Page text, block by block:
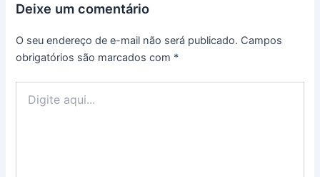
Deixe um comentário
O seu endereço de e-mail não será publicado. Campos
obrigatórios são marcados com *
aqui...